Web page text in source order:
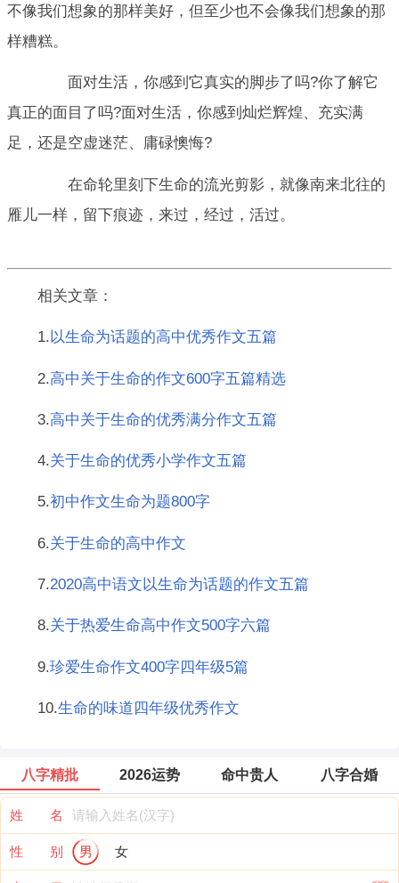
不像我们想象的那样美好，但至少也不会像我们想象的那
样糟糕。
面对生活，你感到它真实的脚步了吗?你了解它
真正的面目了吗?面对生活，你感到灿烂辉煌、充实满
足，还是空虚迷茫、庸碌懊悔?
在命轮里刻下生命的流光剪影，就像南来北往的
雁儿一样，留下痕迹，来过，经过，活过。
相关文章：
1.以生命为话题的高中优秀作文五篇
2.高中关于生命的作文600字五篇精选
3.高中关于生命的优秀满分作文五篇
4.关于生命的优秀小学作文五篇
5.初中作文生命为题800字
6.关于生命的高中作文
7.2020高中语文以生命为话题的作文五篇
8.关于热爱生命高中作文500字六篇
9.珍爱生命作文400字四年级5篇
10.生命的味道四年级优秀作文
八字精批 2026运势 命中贵人 八字合婚
姓 名
性 别 男 女